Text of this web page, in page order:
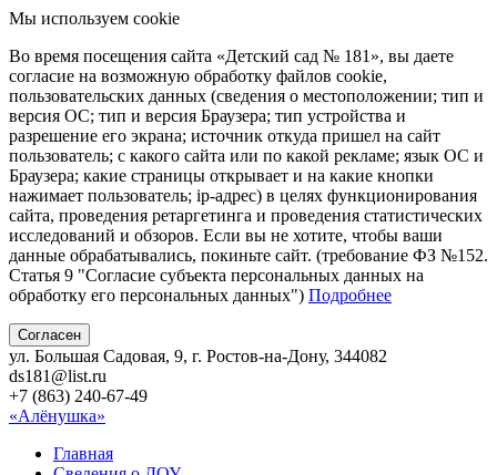
Мы используем cookie
Во время посещения сайта «Детский сад № 181», вы даете
согласие на возможную обработку файлов cookie,
пользовательских данных (сведения о местоположении; тип и
версия ОС; тип и версия Браузера; тип устройства и
разрешение его экрана; источник откуда пришел на сайт
пользователь; с какого сайта или по какой рекламе; язык ОС и
Браузера; какие страницы открывает и на какие кнопки
нажимает пользователь; ip-адрес) в целях функционирования
сайта, проведения ретаргетинга и проведения статистических
исследований и обзоров. Если вы не хотите, чтобы ваши
данные обрабатывались, покиньте сайт. (требование ФЗ №152.
Статья 9 "Согласие субъекта персональных данных на
обработку его персональных данных") Подробнее
Согласен
ул. Большая Садовая, 9, г. Ростов-на-Дону, 344082
ds181@list.ru
+7 (863) 240-67-49
«Алёнушка»
Главная